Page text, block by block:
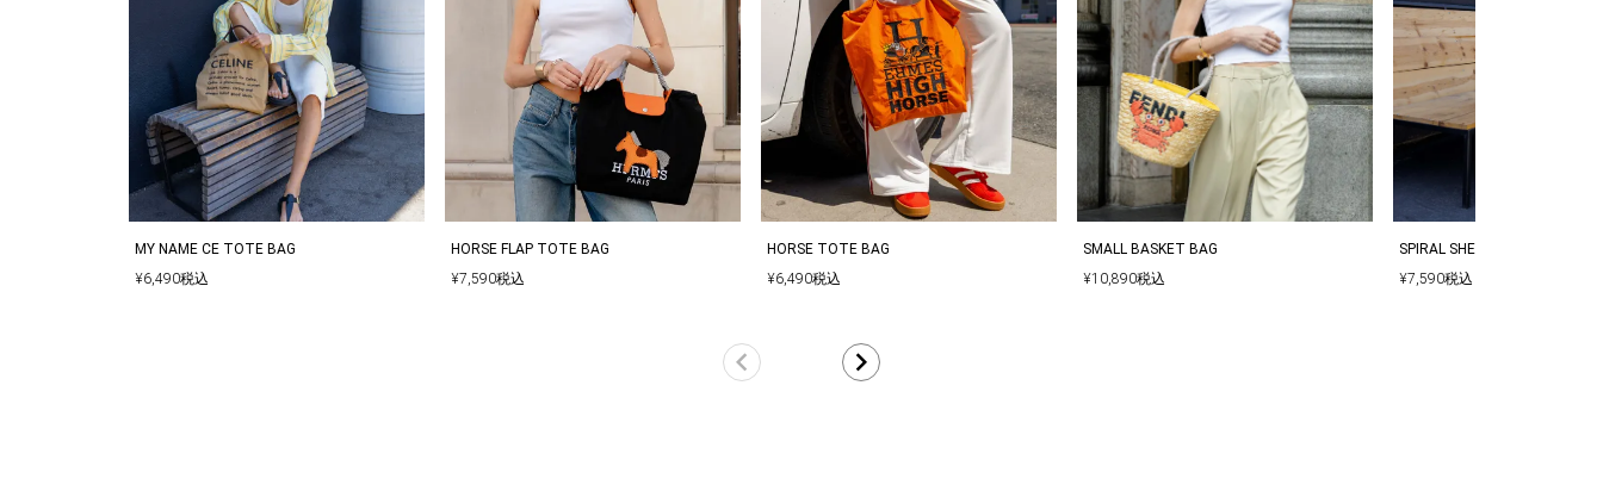
MY NAME CE TOTE BAG
¥6,490税込
HORSE FLAP TOTE BAG
¥7,590税込
HORSE TOTE BAG
¥6,490税込
SMALL BASKET BAG
¥10,890税込
SPIRAL SHELL MOTIF FLAP
¥7,590税込